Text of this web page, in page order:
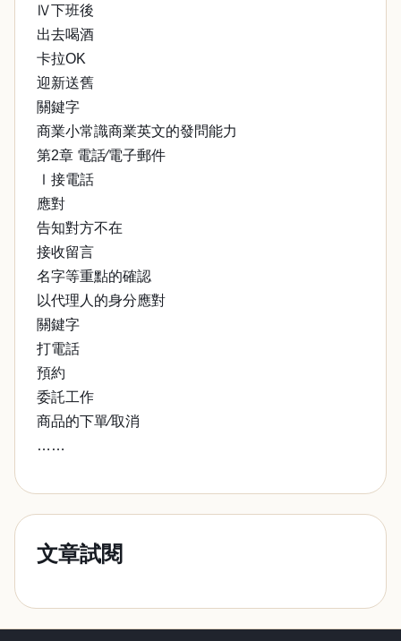
Ⅳ下班後
出去喝酒
卡拉OK
迎新送舊
關鍵字
商業小常識商業英文的發問能力
第2章 電話∕電子郵件
Ⅰ接電話
應對
告知對方不在
接收留言
名字等重點的確認
以代理人的身分應對
關鍵字
打電話
預約
委託工作
商品的下單∕取消
……
文章試閱